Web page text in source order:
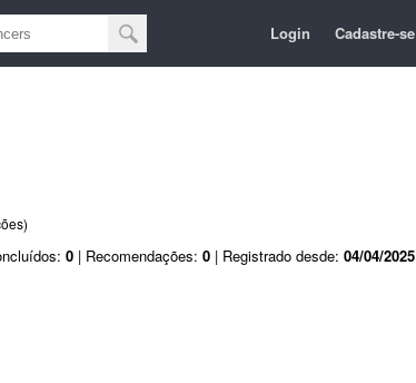
Login Cadastre-se
0 | Recomendações: 0 | Registrado desde: 04/04/2025